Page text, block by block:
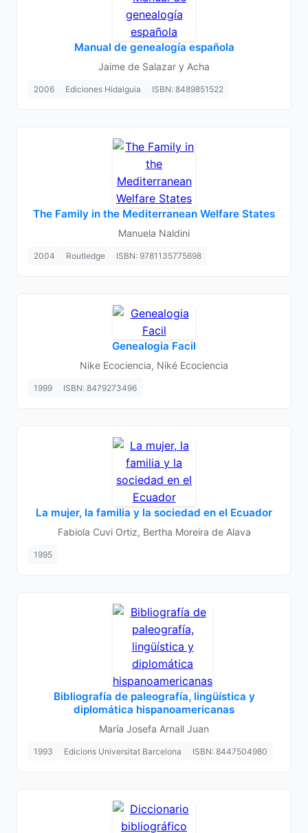
Manual de genealogía española
Jaime de Salazar y Acha
2006 Ediciones Hidalguia ISBN: 8489851522
The Family in the Mediterranean Welfare States
Manuela Naldini
2004 Routledge ISBN: 9781135775698
Genealogia Facil
Nike Ecociencia, Niké Ecociencia
1999 ISBN: 8479273496
La mujer, la familia y la sociedad en el Ecuador
Fabiola Cuvi Ortiz, Bertha Moreira de Alava
1995
Bibliografía de paleografía, lingüística y
diplomática hispanoamericanas
María Josefa Arnall Juan
1993 Edicions Universitat Barcelona ISBN: 8447504980